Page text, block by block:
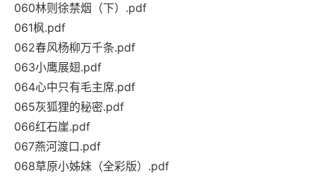
060林则徐禁烟（下）.pdf
061枫.pdf
062春风杨柳万千条.pdf
063小鹰展翅.pdf
064心中只有毛主席.pdf
065灰狐狸的秘密.pdf
066红石崖.pdf
067燕河渡口.pdf
068草原小姊妹（全彩版）.pdf